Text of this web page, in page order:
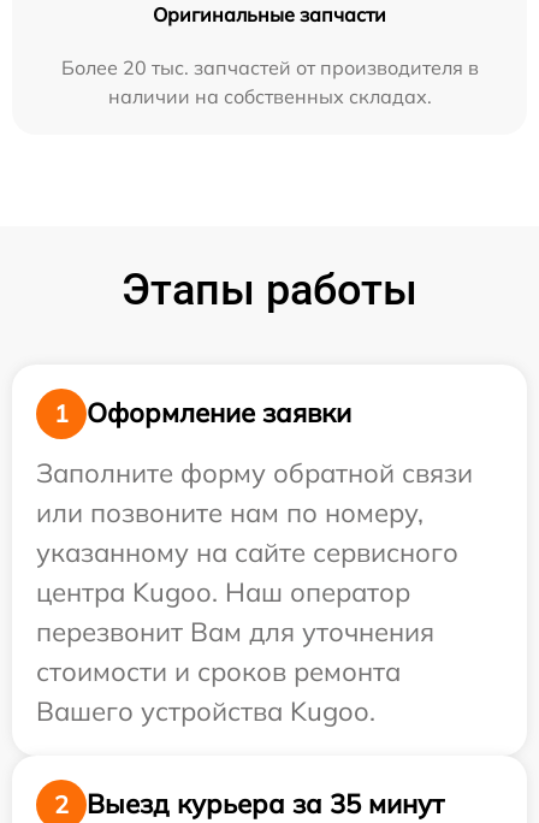
Оригинальные запчасти
Более 20 тыс. запчастей от производителя в
наличии на собственных складах.
Этапы работы
1
Оформление заявки
Заполните форму обратной связи
или позвоните нам по номеру,
указанному на сайте сервисного
центра Kugoo. Наш оператор
перезвонит Вам для уточнения
стоимости и сроков ремонта
Вашего устройства Kugoo.
2
Выезд курьера за 35 минут